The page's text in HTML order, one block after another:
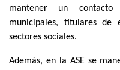
mantener un contacto
municipales, titulares de
sectores sociales.
Además, en la ASE se